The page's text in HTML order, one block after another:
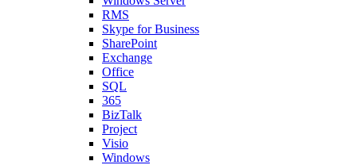
RMS
Skype for Business
SharePoint
Exchange
Office
SQL
365
BizTalk
Project
Visio
Windows